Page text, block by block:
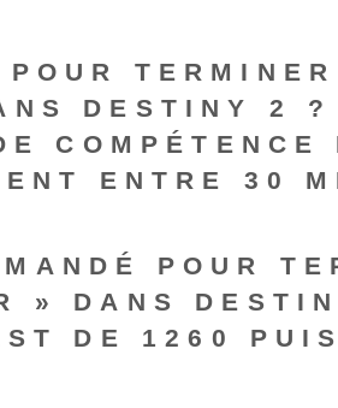
‌DESTINY 2 ?
ENTRE 30
POUR
» DANS
DE 1260